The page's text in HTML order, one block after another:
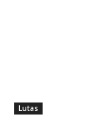
Lutas